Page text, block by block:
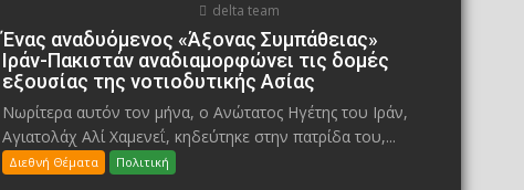
delta team
Ένας αναδυόμενος «Άξονας Συμπάθειας»
Ιράν-Πακιστάν αναδιαμορφώνει τις δομές
εξουσίας της νοτιοδυτικής Ασίας
Νωρίτερα αυτόν τον μήνα, ο Ανώτατος Ηγέτης του Ιράν,
Αγιατολάχ Αλί Χαμενεΐ, κηδεύτηκε στην πατρίδα του,...
Διεθνή Θέματα Πολιτική